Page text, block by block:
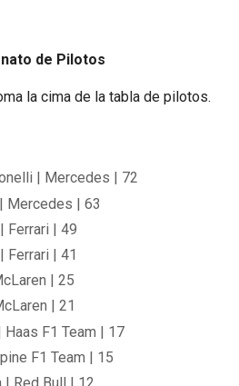
de Pilotos
la cima de la tabla de pilotos.
| Mercedes | 72
Mercedes | 63
Ferrari | 49
Ferrari | 41
| 25
| 21
Haas F1 Team | 17
F1 Team | 15